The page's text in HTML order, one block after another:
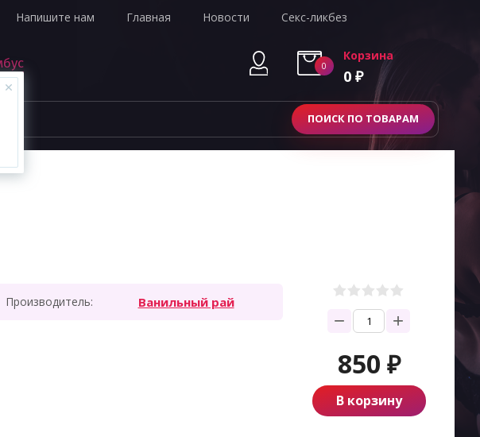
Напишите нам Главная Новости Секс-ликбез
0
Корзина
0 ₽
ПОИСК ПО ТОВАРАМ
− +
850 ₽
В корзину
Производитель: Ванильный рай